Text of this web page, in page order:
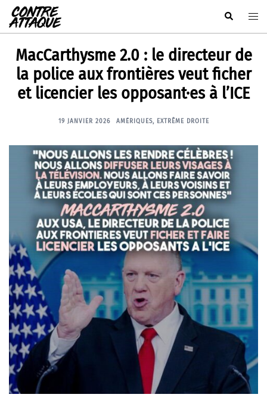
Aller
au
contenu
Rechercher
MacCarthysme 2.0 : le directeur de
la police aux frontières veut ficher
et licencier les opposant·es à l’ICE
19 JANVIER 2026 AMÉRIQUES, EXTRÊME DROITE